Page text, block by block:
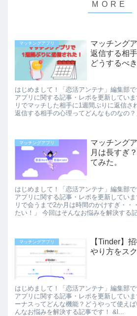
マッチングアプリ
マッチング
返信する相
どうするべ
はじめまして！「恋活アンテナ」編集部
アプリに関する記事・レポを更新してい
リでマッチした相手に1週間ぶりに返信
返信する相手の心理ってどんなものなの
マッチングアプリ
マッチング
月は長すぎ
てみた。
はじめまして！「恋活アンテナ」編集部
アプリに関する記事・レポを更新してい
リで会うまで2か月は時間のかけすぎ・・
たい！」 今回はそんなお悩みを解決する
マッチングアプリ
【Tinder】
やり方をス
はじめまして！「恋活アンテナ」編集部
アプリに関する記事・レポを更新してい
ーナスってどんな機能？どうやって使え
んなお悩みを解決する記事です！ &l...